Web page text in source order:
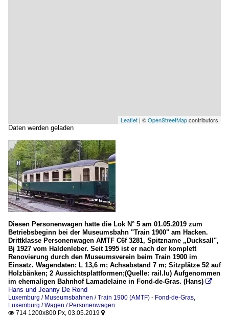
Leaflet | ©OpenStreetMapcontributors
Daten werden geladen
Diesen Personenwagen hatte die Lok N° 5 am 01.05.2019 zum
Betriebsbeginn bei der Museumsbahn "Train 1900" am Hacken.
Drittklasse Personenwagen AMTF C6f 3281, Spitzname „Ducksall",
Bj 1927 vom Haldenleber. Seit 1995 ist er nach der komplett
Renovierung durch den Museumsverein beim Train 1900 im
Einsatz. Wagendaten: L 13,6 m; Achsabstand 7 m; Sitzplätze 52 auf
Holzbänken; 2 Aussichtsplattformen;(Quelle: rail.lu) Aufgenommen
im ehemaligen Bahnhof Lamadelaine in Fond-de-Gras. (Hans) 
Hans und Jeanny De Rond
Luxemburg / Museumsbahnen / Train 1900 (AMTF) - Fond-de-Gras
Luxemburg / Wagen / Personenwagen
 714 1200x800 Px, 03.05.2019 